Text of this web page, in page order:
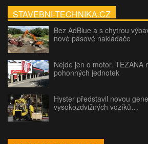
STAVEBNI-TECHNIKA.CZ
Bez AdBlue a s chytrou
nové pásové nakladače
Nejde jen o motor.
pohonných jednotek
Hyster představil novou
vysokozdvižných vozíků…